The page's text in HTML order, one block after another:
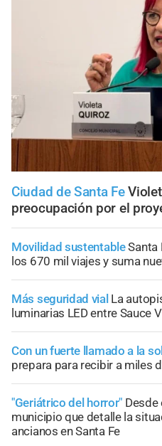
Ciudad de Santa Fe
preocupación por el
Movilidad sustentableSanta
los 670 mil viajes y suma
Más seguridad vial La
luminarias LED entre Sauce
Con un fuerte llamado a la
prepara para recibir a miles
"Geriátrico del horror" Desde
municipio que detalle la
ancianos en Santa Fe